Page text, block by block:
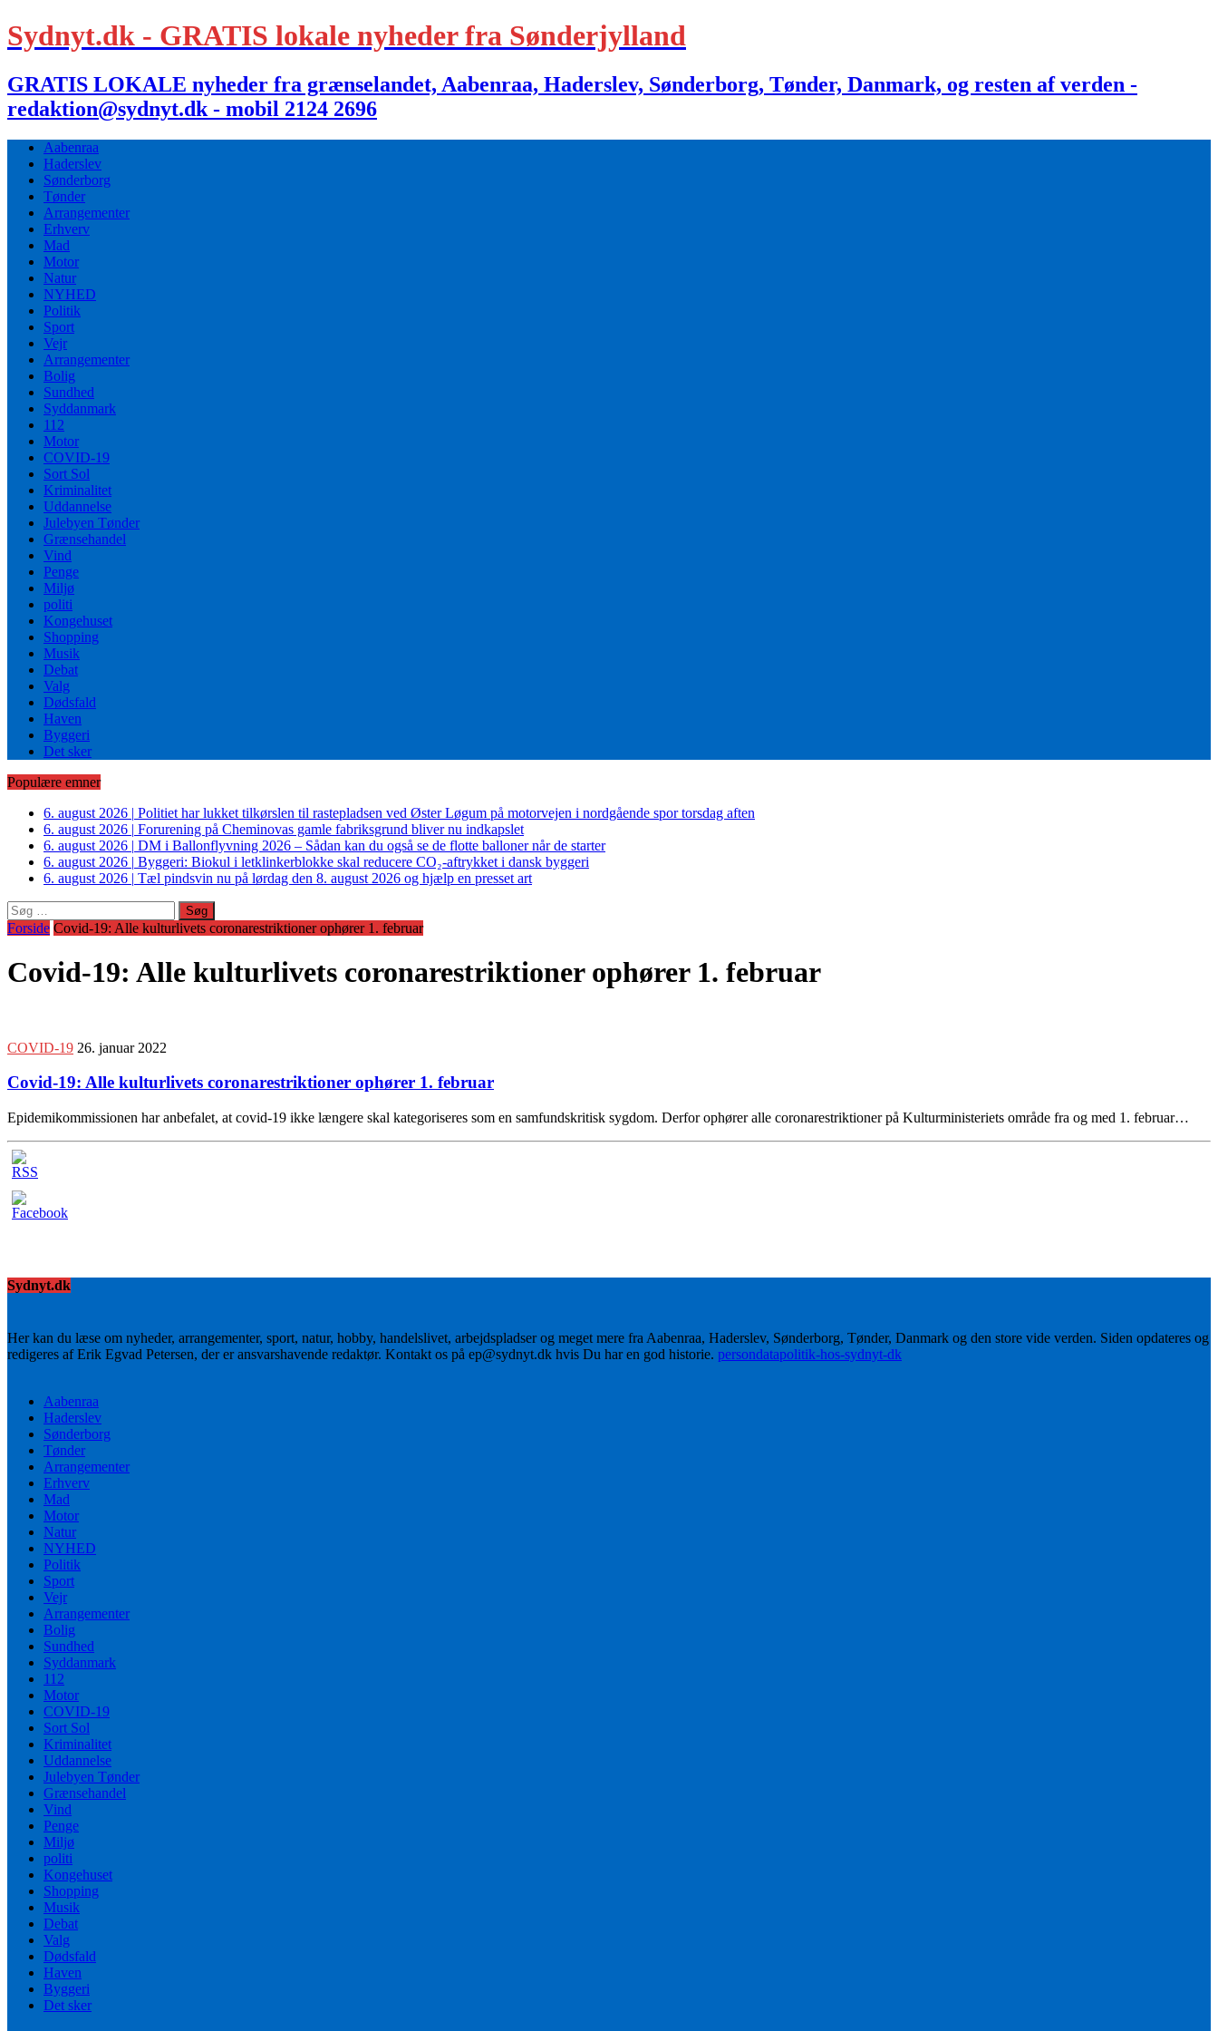
Sydnyt.dk - GRATIS lokale nyheder fra Sønderjylland
GRATIS LOKALE nyheder fra grænselandet, Aabenraa, Haderslev, Sønderborg, Tønder, Danmark, og resten af verden -
redaktion@sydnyt.dk - mobil 2124 2696
Aabenraa
Haderslev
Sønderborg
Tønder
Arrangementer
Erhverv
Mad
Motor
Natur
NYHED
Politik
Sport
Vejr
Arrangementer
Bolig
Sundhed
Syddanmark
112
Motor
COVID-19
Sort Sol
Kriminalitet
Uddannelse
Julebyen Tønder
Grænsehandel
Vind
Penge
Miljø
politi
Kongehuset
Shopping
Musik
Debat
Valg
Dødsfald
Haven
Byggeri
Det sker
Populære emner
6. august 2026 | Politiet har lukket tilkørslen til rastepladsen ved Øster Løgum på motorvejen i nordgående spor torsdag aften
6. august 2026 | Forurening på Cheminovas gamle fabriksgrund bliver nu indkapslet
6. august 2026 | DM i Ballonflyvning 2026 – Sådan kan du også se de flotte balloner når de starter
6. august 2026 | Byggeri: Biokul i letklinkerblokke skal reducere CO₂-aftrykket i dansk byggeri
6. august 2026 | Tæl pindsvin nu på lørdag den 8. august 2026 og hjælp en presset art
Søg
efter:
Forside Covid-19: Alle kulturlivets coronarestriktioner ophører 1. februar
Covid-19: Alle kulturlivets coronarestriktioner ophører 1. februar
COVID-19 26. januar 2022
Covid-19: Alle kulturlivets coronarestriktioner ophører 1. februar
Epidemikommissionen har anbefalet, at covid-19 ikke længere skal kategoriseres som en samfundskritisk sygdom. Derfor ophører alle coronarestriktioner på Kulturministeriets område fra og med 1. februar…
Sydnyt.dk
Her kan du læse om nyheder, arrangementer, sport, natur, hobby, handelslivet, arbejdspladser og meget mere fra Aabenraa, Haderslev, Sønderborg, Tønder, Danmark og den store vide verden. Siden opdateres og
redigeres af Erik Egvad Petersen, der er ansvarshavende redaktør. Kontakt os på ep@sydnyt.dk hvis Du har en god historie. persondatapolitik-hos-sydnyt-dk
Aabenraa
Haderslev
Sønderborg
Tønder
Arrangementer
Erhverv
Mad
Motor
Natur
NYHED
Politik
Sport
Vejr
Arrangementer
Bolig
Sundhed
Syddanmark
112
Motor
COVID-19
Sort Sol
Kriminalitet
Uddannelse
Julebyen Tønder
Grænsehandel
Vind
Penge
Miljø
politi
Kongehuset
Shopping
Musik
Debat
Valg
Dødsfald
Haven
Byggeri
Det sker